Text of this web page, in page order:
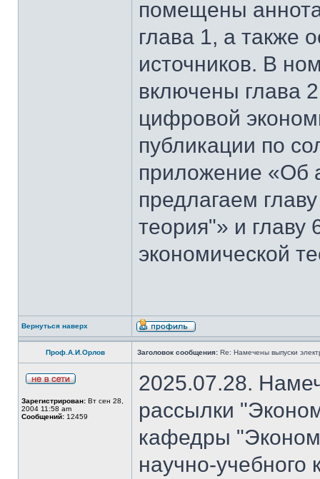
помещены
глава 1, а также
источников. В
включены глава
цифровой
публикации по
приложение «Об
предлагаем
теория"» и главу
экономической
Вернуться наверх
Проф.А.И.Орлов Заголовок сообщения: Re: Намечены выпуски
Зарегистрирован: Вт сен 28,
2004 11:58 am
Сообщений: 12459
2025.07.28.
рассылки
кафедры
научно-